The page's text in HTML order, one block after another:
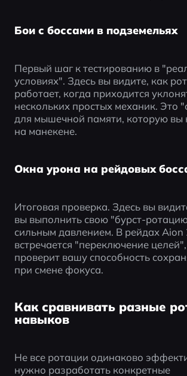
Бои с боссами в подземельях
Первый шаг к тестированию в
условиях". Здесь вы видите, как
работает, когда приходится
нескольких простых механик. Это
для мышечной памяти, которую вы
на манекене.
Окна урона на рейдовых
Итоговая проверка. Здесь вы
вы выполнить свою "бурст-
сильным давлением. В рейдах Aion
встречается "переключение
проверит вашу способность
при смене фокуса.
Как сравнивать разные
навыков
Не все ротации одинаково
нужно разработать конкретные